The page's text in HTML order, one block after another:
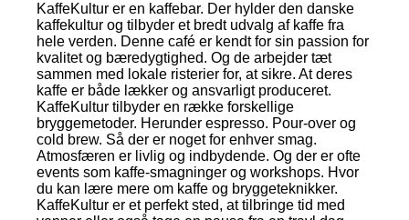
KaffeKultur er en kaffebar. Der hylder den danske
kaffekultur og tilbyder et bredt udvalg af kaffe fra
hele verden. Denne café er kendt for sin passion for
kvalitet og bæredygtighed. Og de arbejder tæt
sammen med lokale risterier for, at sikre. At deres
kaffe er både lækker og ansvarligt produceret.
KaffeKultur tilbyder en række forskellige
bryggemetoder. Herunder espresso. Pour-over og
cold brew. Så der er noget for enhver smag.
Atmosfæren er livlig og indbydende. Og der er ofte
events som kaffe-smagninger og workshops. Hvor
du kan lære mere om kaffe og bryggeteknikker.
KaffeKultur er et perfekt sted, at tilbringe tid med